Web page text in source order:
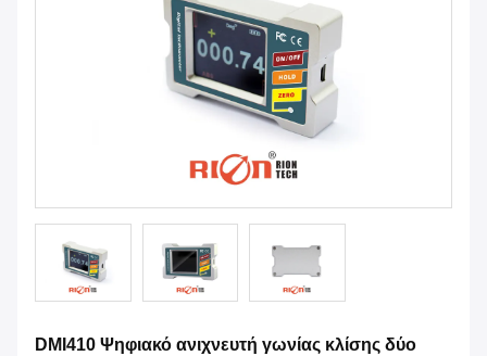
DMI410 Ψηφιακό ανιχνευτή γωνίας κλίσης δύο